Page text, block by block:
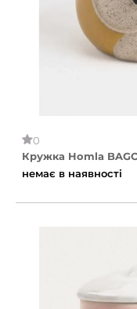
0
Кружка Homla
немає в наявності